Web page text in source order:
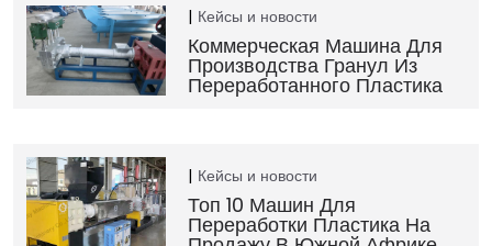
Кейсы и новости
Коммерческая Машина Для
Производства Гранул Из
Переработанного Пластика
Кейсы и новости
Топ 10 Машин Для
Переработки Пластика На